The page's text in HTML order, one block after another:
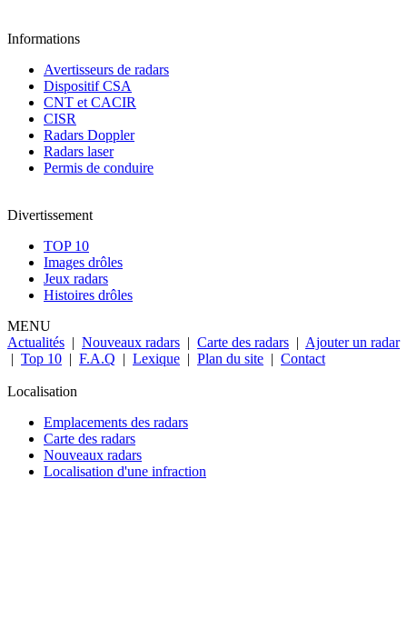
Informations
Avertisseurs de radars
Dispositif CSA
CNT et CACIR
CISR
Radars Doppler
Radars laser
Permis de conduire
Divertissement
TOP 10
Images drôles
Jeux radars
Histoires drôles
MENU
Actualités | Nouveaux radars | Carte des radars | Ajouter un radar
| Top 10 | F.A.Q | Lexique | Plan du site | Contact
Localisation
Emplacements des radars
Carte des radars
Nouveaux radars
Localisation d'une infraction